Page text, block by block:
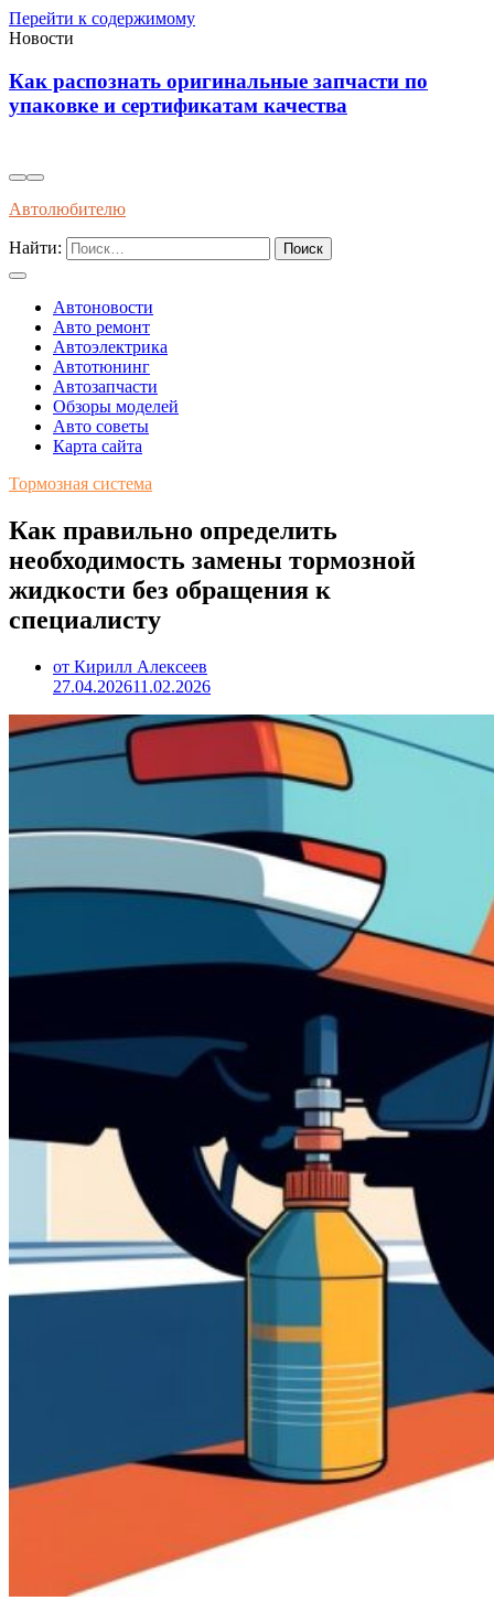
Перейти к содержимому
Новости
Инновационные решения для
самовосстанавливающейся электропроводки в
Автолюбителю
Найти:
Автоновости
Авто ремонт
Автоэлектрика
Автотюнинг
Автозапчасти
Обзоры моделей
Авто советы
Карта сайта
Тормозная система
Как правильно определить
необходимость замены тормозной
жидкости без обращения к
специалисту
от Кирилл Алексеев
27.04.202611.02.2026